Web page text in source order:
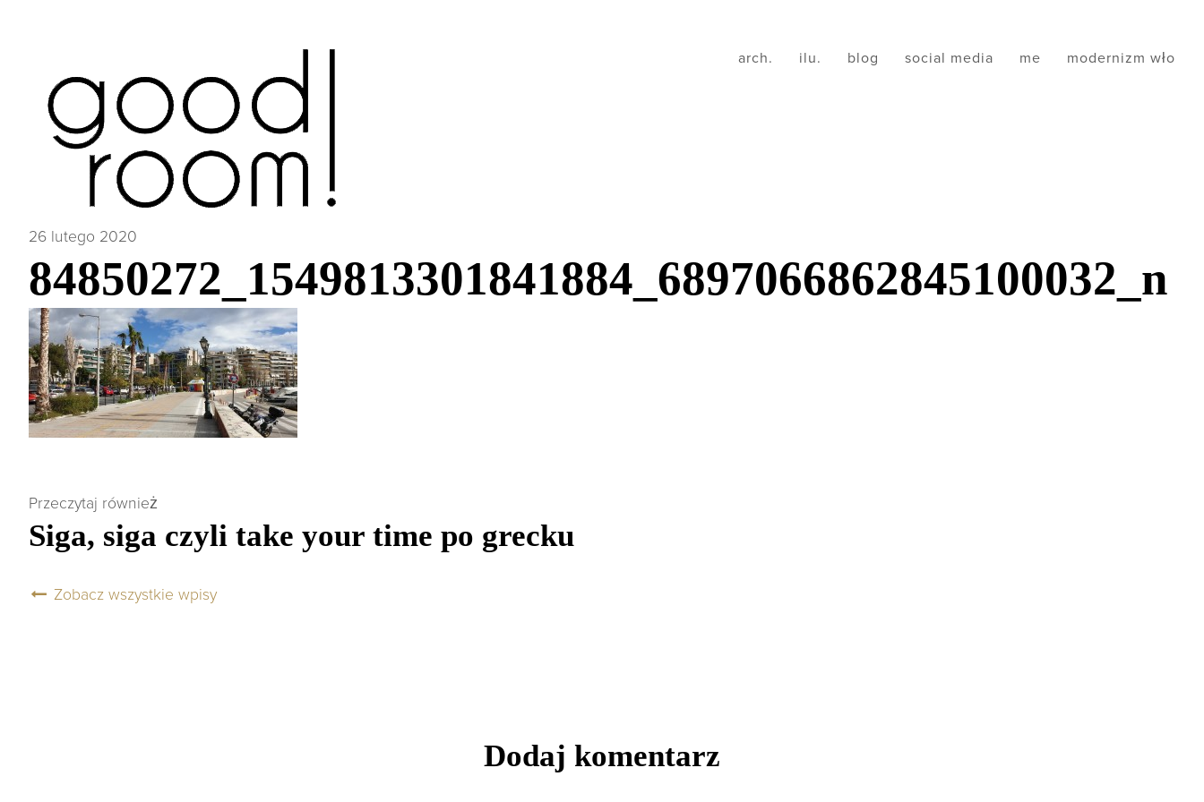
arch. ilu. blog social media me modernizm wło
26 lutego 2020
84850272_1549813301841884_6897066862845100032_n
Przeczytaj również
Siga, siga czyli take your time po grecku
Zobacz wszystkie wpisy
Dodaj komentarz